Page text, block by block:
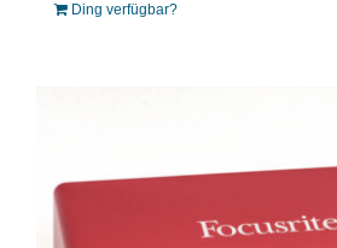
Ding verfügbar?